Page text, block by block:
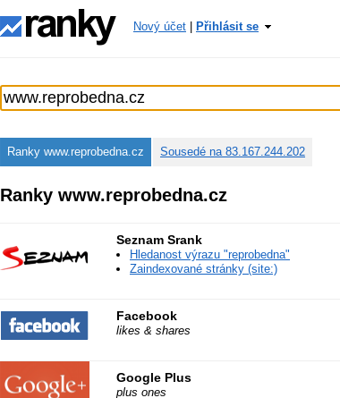
Nový účet Přihlásit se
Ranky www.reprobedna.cz Sousedé na 83.167.244.202
Ranky www.reprobedna.cz
Seznam Srank
Hledanost výrazu "reprobedna"
Zaindexované stránky (site:)
Facebook
likes & shares
Google Plus
plus ones